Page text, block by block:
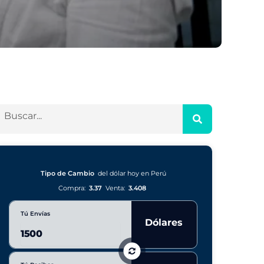
Tipo de Cambio del dólar hoy en Perú
Compra: 3.37 Venta: 3.408
Tú Envías
Dólares